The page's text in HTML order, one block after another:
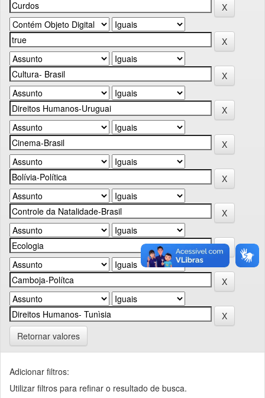
Retornar valores
Adicionar filtros:
Utilizar filtros para refinar o resultado de busca.